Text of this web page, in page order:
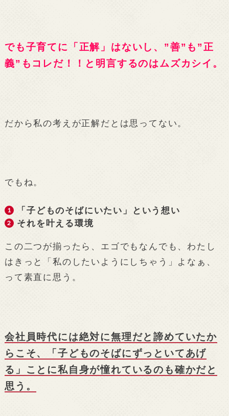
でも子育てに「正解」はないし、”善”も”正
義”もコレだ！！と明言するのはムズカシイ。
だから私の考えが正解だとは思ってない。
でもね。
「子どものそばにいたい」という想い
それを叶える環境
この二つが揃ったら、エゴでもなんでも、わたし
はきっと「私のしたいようにしちゃう」よなぁ、
って素直に思う。
会社員時代には絶対に無理だと諦めていたか
らこそ、「子どものそばにずっといてあげ
る」ことに私自身が憧れているのも確かだと
思う。